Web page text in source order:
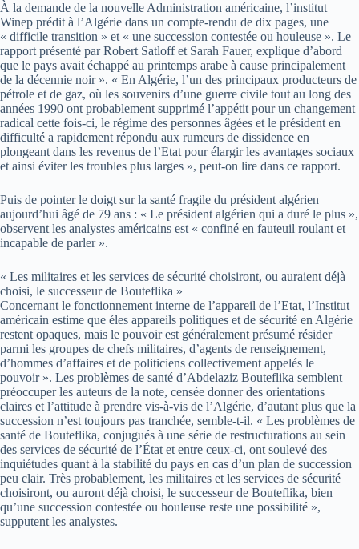
À la demande de la nouvelle Administration américaine, l’institut
Winep prédit à l’Algérie dans un compte-rendu de dix pages, une
« difficile transition » et « une succession contestée ou houleuse ». Le
rapport présenté par Robert Satloff et Sarah Fauer, explique d’abord
que le pays avait échappé au printemps arabe à cause principalement
de la décennie noir ». « En Algérie, l’un des principaux producteurs de
pétrole et de gaz, où les souvenirs d’une guerre civile tout au long des
années 1990 ont probablement supprimé l’appétit pour un changement
radical cette fois-ci, le régime des personnes âgées et le président en
difficulté a rapidement répondu aux rumeurs de dissidence en
plongeant dans les revenus de l’Etat pour élargir les avantages sociaux
et ainsi éviter les troubles plus larges », peut-on lire dans ce rapport.
Puis de pointer le doigt sur la santé fragile du président algérien
aujourd’hui âgé de 79 ans : « Le président algérien qui a duré le plus »,
observent les analystes américains est « confiné en fauteuil roulant et
incapable de parler ».
« Les militaires et les services de sécurité choisiront, ou auraient déjà
choisi, le successeur de Bouteflika »
Concernant le fonctionnement interne de l’appareil de l’Etat, l’Institut
américain estime que éles appareils politiques et de sécurité en Algérie
restent opaques, mais le pouvoir est généralement présumé résider
parmi les groupes de chefs militaires, d’agents de renseignement,
d’hommes d’affaires et de politiciens collectivement appelés le
pouvoir ». Les problèmes de santé d’Abdelaziz Bouteflika semblent
préoccuper les auteurs de la note, censée donner des orientations
claires et l’attitude à prendre vis-à-vis de l’Algérie, d’autant plus que la
succession n’est toujours pas tranchée, semble-t-il. « Les problèmes de
santé de Bouteflika, conjugués à une série de restructurations au sein
des services de sécurité de l’État et entre ceux-ci, ont soulevé des
inquiétudes quant à la stabilité du pays en cas d’un plan de succession
peu clair. Très probablement, les militaires et les services de sécurité
choisiront, ou auront déjà choisi, le successeur de Bouteflika, bien
qu’une succession contestée ou houleuse reste une possibilité »,
supputent les analystes.